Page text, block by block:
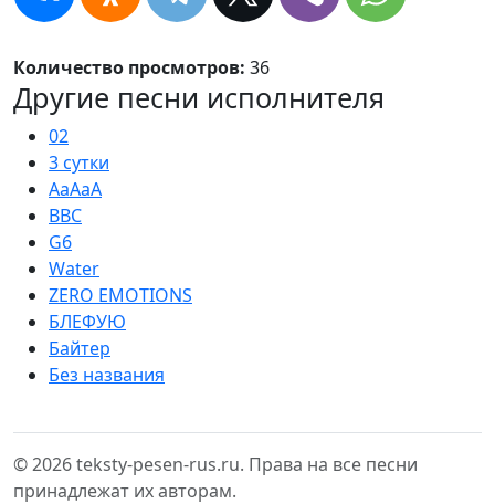
Количество просмотров: 36
Другие песни исполнителя
02
3 сутки
AaAaA
BBC
G6
Water
ZERO EMOTIONS
БЛЕФУЮ
Байтер
Без названия
© 2026 teksty-pesen-rus.ru. Права на все песни
принадлежат их авторам.